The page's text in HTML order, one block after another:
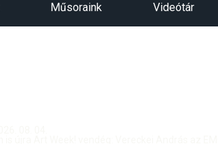
Műsoraink Videótár